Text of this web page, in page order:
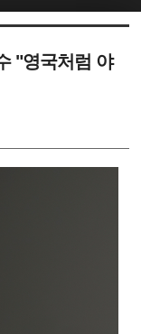
"영국처럼 야
5